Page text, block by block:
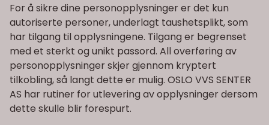
For å sikre dine personopplysninger er det kun
autoriserte personer, underlagt taushetsplikt, som
har tilgang til opplysningene. Tilgang er begrenset
med et sterkt og unikt passord. All overføring av
personopplysninger skjer gjennom kryptert
tilkobling, så langt dette er mulig. OSLO VVS SENTER
AS har rutiner for utlevering av opplysninger dersom
dette skulle blir forespurt.